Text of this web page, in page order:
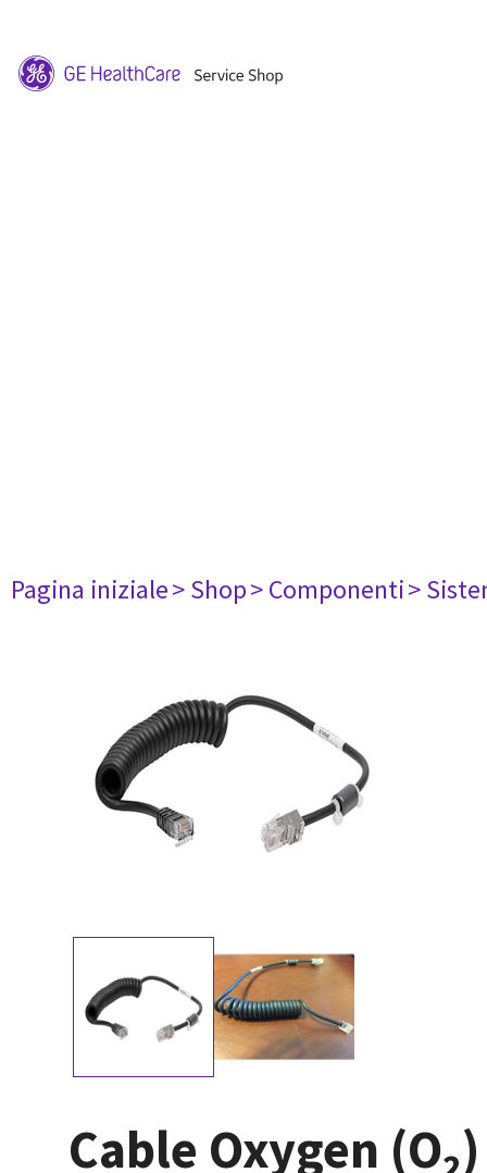
Pagina iniziale> Shop> Componenti>
Cable Oxygen